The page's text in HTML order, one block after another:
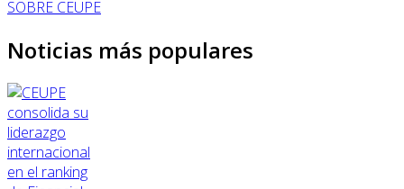
SOBRE CEUPE
Noticias más populares